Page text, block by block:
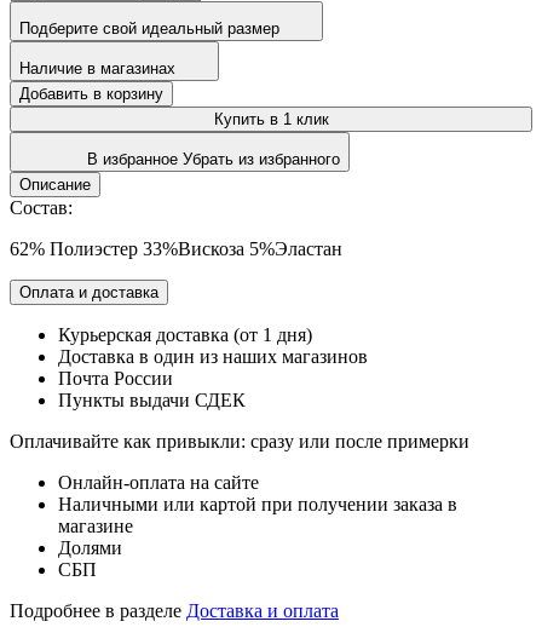
Подберите свой идеальный размер
Наличие в магазинах
Добавить в корзину
Купить в 1 клик
В избранное Убрать из избранного
Описание
Состав:
62% Полиэстер 33%Вискоза 5%Эластан
Оплата и доставка
Курьерская доставка (от 1 дня)
Доставка в один из наших магазинов
Почта России
Пункты выдачи СДЕК
Оплачивайте как привыкли: сразу или после примерки
Онлайн-оплата на сайте
Наличными или картой при получении заказа в
магазине
Долями
СБП
Подробнее в разделе Доставка и оплата